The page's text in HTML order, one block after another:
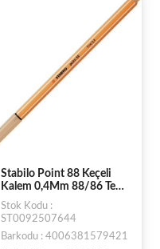
Stabilo Point 88 Keçeli
Kalem 0,4Mm 88/86 Ten
Rengi
Stok Kodu :
ST0092507644
Barkodu : 4006381579421